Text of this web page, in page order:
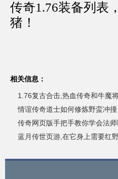
传奇1.76装备列表
猪！
相关信息：
1.76复古合击,热血传奇和牛魔
情谊传奇道士如何修炼野蛮冲撞
传奇网页版手把手教你学会法
蓝月传世页游,在它身上需要红